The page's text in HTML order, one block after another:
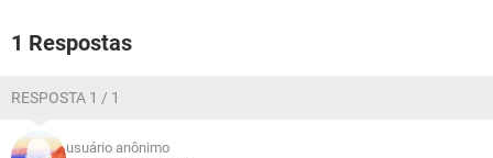
1 Respostas
RESPOSTA 1 / 1
usuário anônimo